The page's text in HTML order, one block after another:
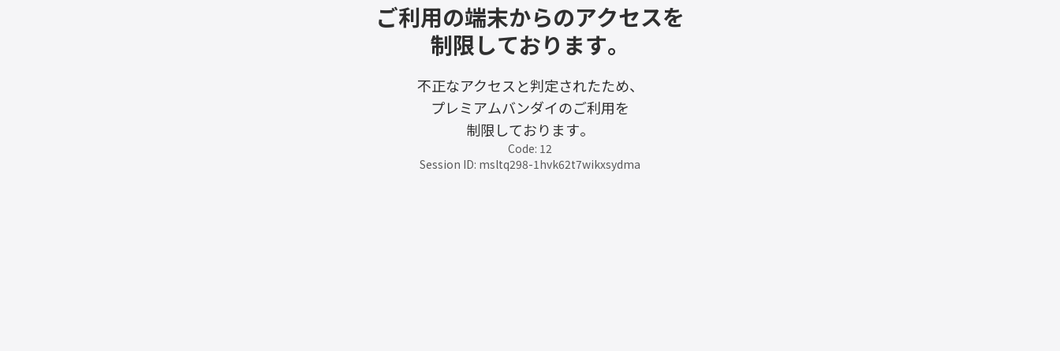
ご利用の端末からのアクセスを
制限しております。
不正なアクセスと判定されたため、
プレミアムバンダイのご利用を
制限しております。
Code: 12
Session ID: msltq298-1hvk62t7wikxsydma